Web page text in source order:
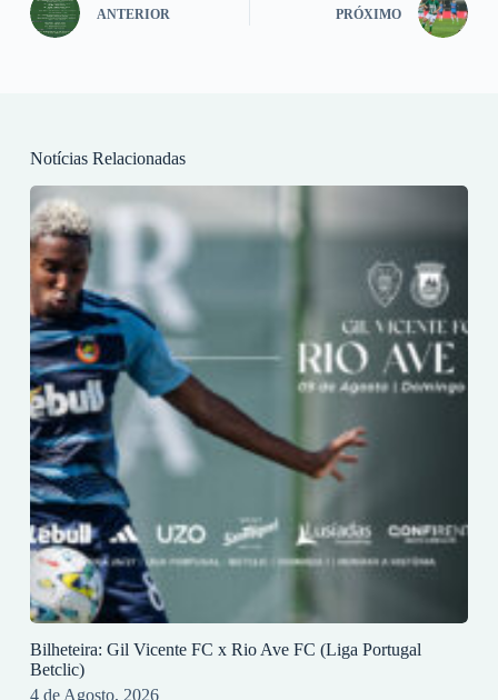
ANTERIOR PRÓXIMO
Notícias Relacionadas
Bilheteira: Gil Vicente FC x Rio Ave FC (Liga Portugal
Betclic)
4 de Agosto, 2026